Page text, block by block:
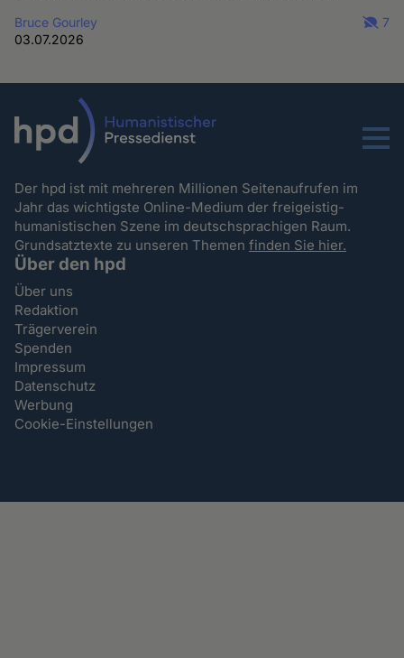
Bruce Gourley
03.07.2026
7
Menu
Der hpd ist mit mehreren Millionen Seitenaufrufen im
Jahr das wichtigste Online-Medium der freigeistig-
humanistischen Szene im deutschsprachigen Raum.
Grundsatztexte zu unseren Themenfinden Sie hier.
Über den hpd
Über uns
Redaktion
Trägerverein
Spenden
Impressum
Datenschutz
Werbung
Cookie-Einstellungen